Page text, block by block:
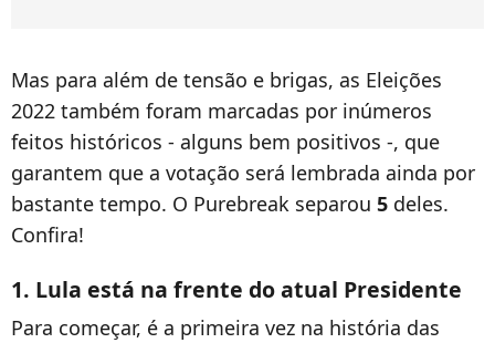
Mas para além de tensão e brigas, as Eleições
2022 também foram marcadas por inúmeros
feitos históricos - alguns bem positivos -, que
garantem que a votação será lembrada ainda por
bastante tempo. O Purebreak separou 5 deles.
Confira!
1. Lula está na frente do atual Presidente
Para começar, é a primeira vez na história das